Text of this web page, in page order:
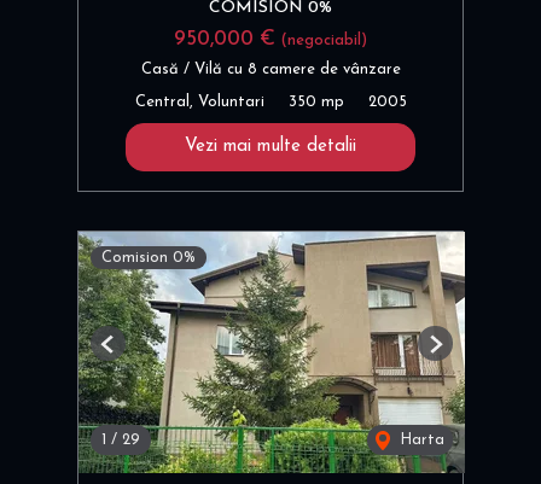
COMISION 0%
950,000 € (negociabil)
Casă / Vilă cu 8 camere de vânzare
Central, Voluntari 350 mp 2005
Vezi mai multe detalii
Comision 0%
1 / 29 Harta
Previous Next